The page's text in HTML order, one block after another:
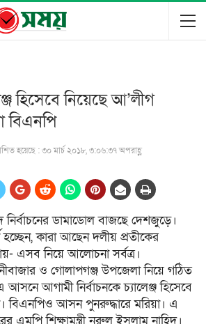
হিসেবে নিয়েছে আ’লীগ
বিএনপি
হয়েছে : ৩০ মার্চ ২০১৮, ৩:০৬:৩৭ অপরাহ্ণ
ডামাডোল বাজছে দেশজুড়ে।
কারা আছেন দলীয় প্রতীকের
এসব নিয়ে আলোচনা সর্বত্র।
ও গোলাপগঞ্জ উপজেলা নিয়ে গঠিত
আগামী নির্বাচনকে চ্যালেঞ্জ হিসেবে
বিএনপিও আসন পুনরুদ্ধারে মরিয়া। এ
এমপি শিক্ষামন্ত্রী নুরুল ইসলাম নাহিদ।